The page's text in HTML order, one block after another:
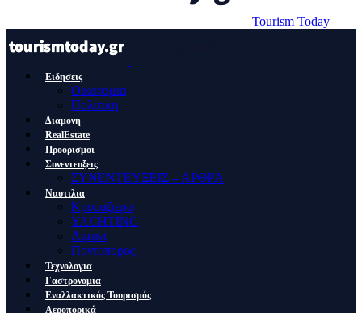
Tourism Today
Ειδησεις
Οικονομια
Πολιτικη
Διαμονη
RealEstate
Προορισμοι
Συνεντευξεις
ΣΥΝΕΝΤΕΥΞΕΙΣ – ΑΡΘΡΑ
Ναυτιλια
Κρουαζιερα
YACHTING
Λιμανι
Ποντοπορος
Τεχνολογια
Γαστρονομια
Εναλλακτικός Τουρισμός
Αεροπορικά